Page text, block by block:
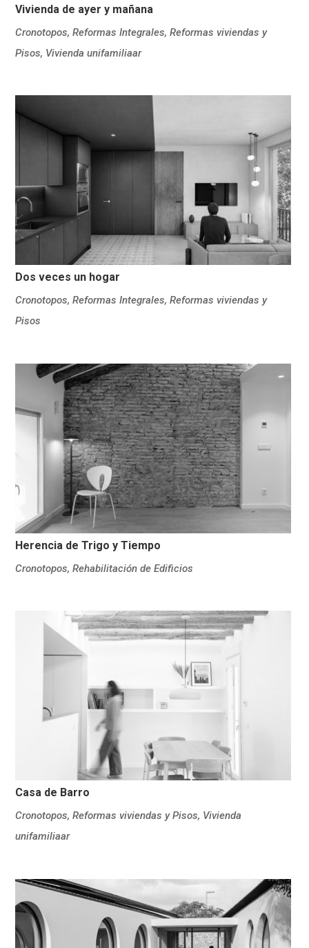
Vivienda de ayer y mañana
Cronotopos,Reformas Integrales,Reformas viviendas y
Pisos, Vivienda unifamiliaar
Dos veces un hogar
Cronotopos,Reformas Integrales,Reformas viviendas y
Pisos
Herencia de Trigo y Tiempo
Cronotopos,Rehabilitación de Edificios
Casa de Barro
Cronotopos,Reformas viviendas y Pisos, Vivienda
unifamiliaar